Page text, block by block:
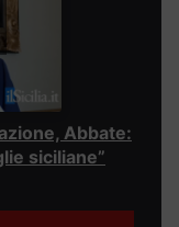
Abbate:
siciliane”